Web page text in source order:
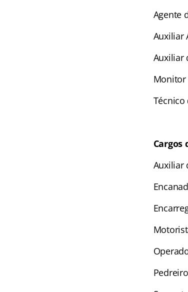
Agente
Auxiliar
Auxiliar
Monitor
Técnico
Cargos
Auxiliar